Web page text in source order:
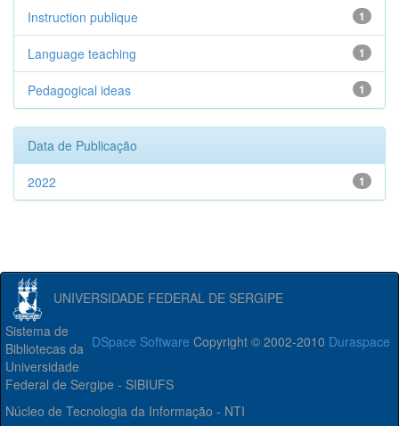
1
Instruction publique
1
Language teaching
1
Pedagogical ideas
Data de Publicação
1
2022
UNIVERSIDADE FEDERAL DE SERGIPE
DSpace Software Copyright © 2002-2010 Duraspace
Sistema de
Bibliotecas da
Universidade
Federal de Sergipe - SIBIUFS
Núcleo de Tecnologia da Informação - NTI